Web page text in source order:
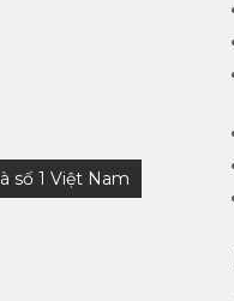
số 1 Việt Nam